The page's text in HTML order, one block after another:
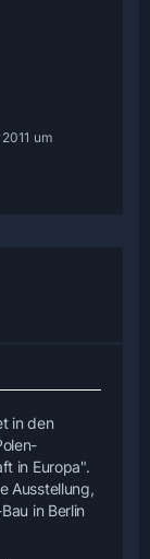
um
in den
in Europa".
Ausstellung,
in Berlin